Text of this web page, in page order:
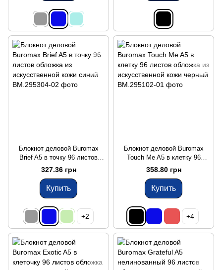
Блокнот деловой Buromax
Brief A5 в точку 96 листов
обложка из искусственной
кожи синий
327.36 грн
Купить
+2
Блокнот деловой Buromax
Touch Me A5 в клетку 96
листов обложка из
искусственной кожи черный
358.80 грн
Купить
+4